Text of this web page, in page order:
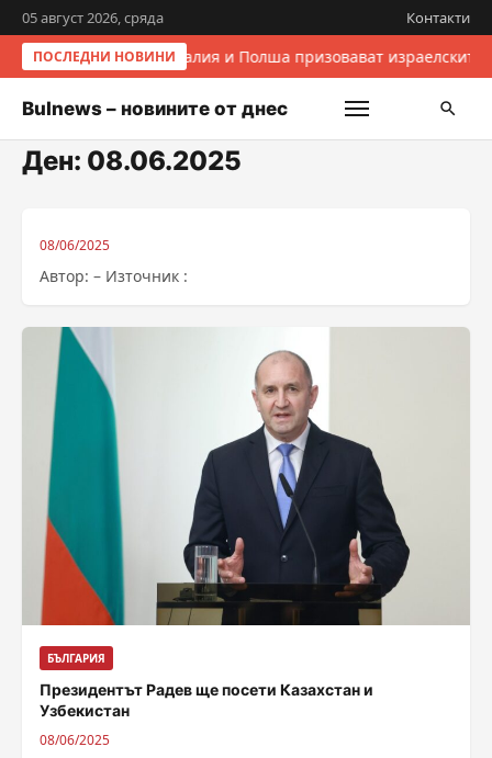
05 август 2026, сряда Контакти
ПОСЛЕДНИ НОВИНИИталия и Полша призовават израелските
Bulnews – новините от днес
Ден: 08.06.2025
08/06/2025
Автор: – Източник :
БЪЛГАРИЯ
Президентът Радев ще посети Казахстан и
Узбекистан
08/06/2025